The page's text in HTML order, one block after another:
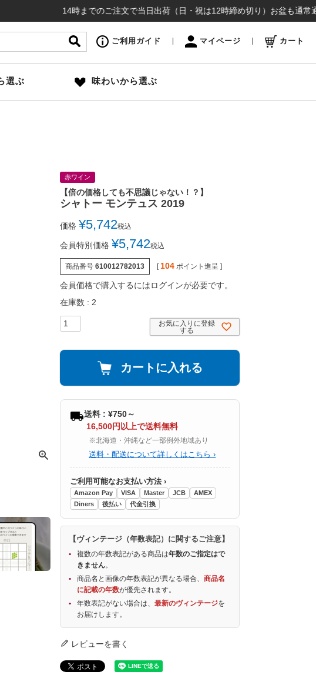
14時までのご注文で当日出荷（日・祝は12時締め切り）お盆も通常通り出
ご利用ガイド マイページ カート
選ぶ 味わいから選ぶ
赤ワイン
【倍の価格しても不思議じゃない！？】
シャトー モンテュス 2019
価格 ¥5,742税込
会員特別価格 ¥5,742税込
商品番号 610012782013 [ 104 ポイント進呈 ]
会員価格で購入するにはログインが必要です。
在庫数
2
お気に入りに登録
する
カートに入れる
送料 : ¥750～
16,500円以上で送料無料
※北海道・沖縄など一部例外地域あり
送料・配送について詳しくはこちら ›
ご利用可能なお支払い方法 ›
Amazon Pay VISA Master JCB
AMEX
Diners
後払い 代金引換
【ヴィンテージ（年数表記）に関するご注意】
複数の年数表記がある商品は年数のご指定はで
きません。
商品名と画像の年数表記が異なる場合、商品名
に記載の年数が優先されます。
年数表記がない場合は、最新のヴィンテージを
お届けします。
レビューを書く